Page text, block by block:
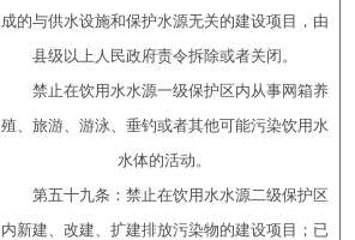
成的与供水设施和保护水源无关的建设项目，由
县级以上人民政府责令拆除或者关闭。
禁止在饮用水水源一级保护区内从事网箱养
殖、旅游、游泳、垂钓或者其他可能污染饮用水
水体的活动。
第五十九条：禁止在饮用水水源二级保护区
内新建、改建、扩建排放污染物的建设项目；已